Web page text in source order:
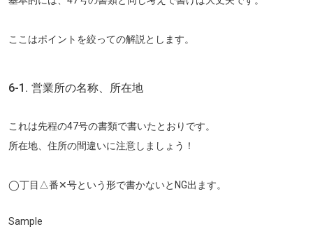
ここはポイントを絞っての解説とします。
6-1. 営業所の名称、所在地
これは先程の47号の書類で書いたとおりです。
所在地、住所の間違いに注意しましょう！
◯丁目△番✕号という形で書かないとNG出ます。
Sample